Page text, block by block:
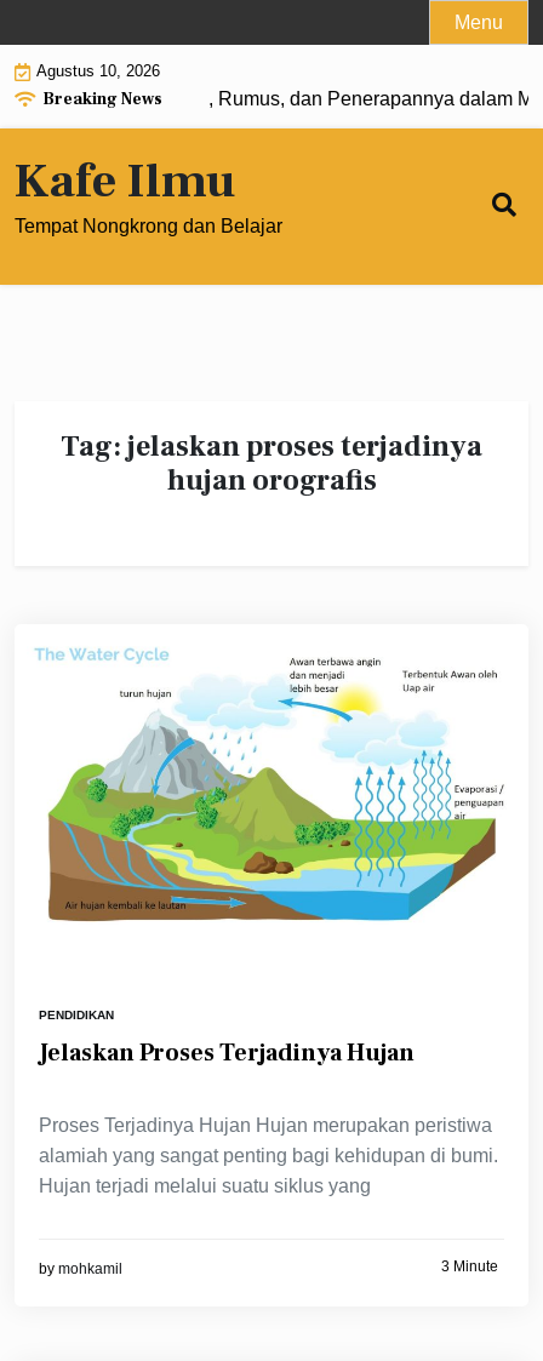
to
content
Menu
Agustus 10, 2026
Breaking News
0: Pengertian, Rumus, dan Penerapannya dalam
Kafe Ilmu
Tempat Nongkrong dan Belajar
Tag:jelaskan proses terjadinya
hujan orografis
PENDIDIKAN
Jelaskan Proses Terjadinya Hujan
Proses Terjadinya Hujan Hujan merupakan peristiwa
alamiah yang sangat penting bagi kehidupan di bumi.
Hujan terjadi melalui suatu siklus yang
by mohkamil 3 Minute